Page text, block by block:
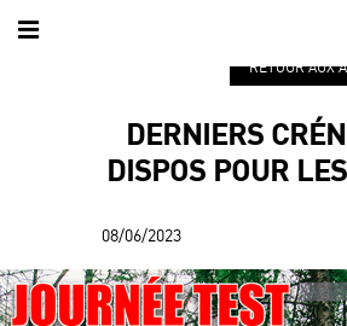
RETOUR AUX
DERNIERS
DISPOS POUR
08/06/2023